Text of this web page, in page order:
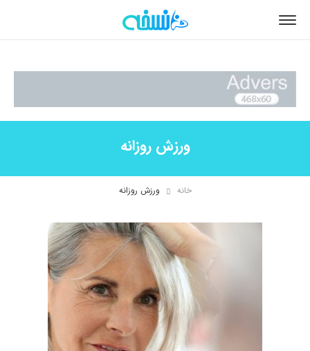
ورزش روزانه
خانه ورزش روزانه